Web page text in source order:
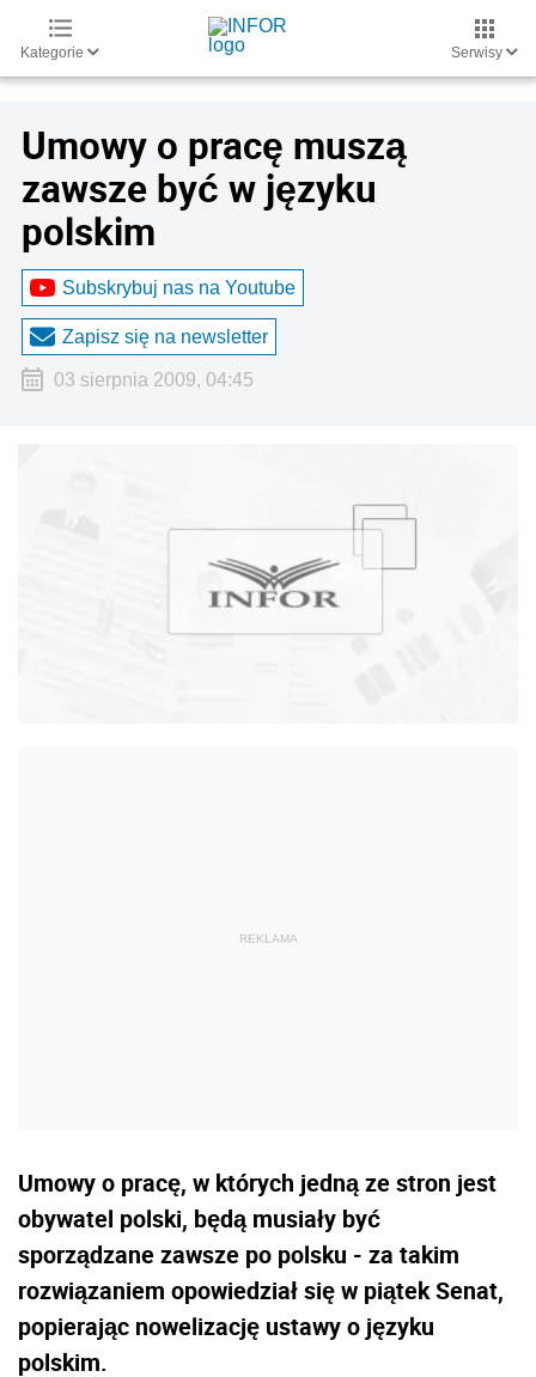
Kategorie Serwisy
Umowy o pracę muszą
zawsze być w języku
polskim
Subskrybuj nas na Youtube
Zapisz się na newsletter
03 sierpnia 2009, 04:45
Umowy o pracę, w których jedną ze stron jest
obywatel polski, będą musiały być
sporządzane zawsze po polsku - za takim
rozwiązaniem opowiedział się w piątek Senat,
popierając nowelizację ustawy o języku
polskim.